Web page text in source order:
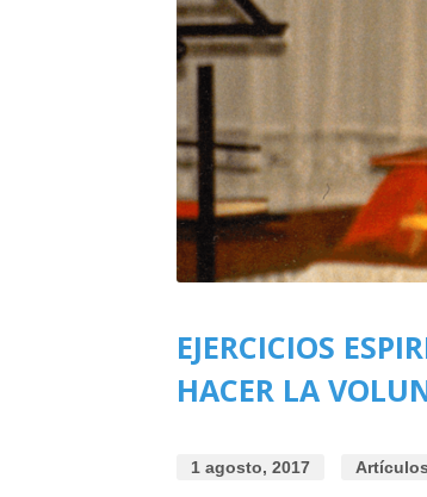
EJERCICIOS
HACER LA
1 agosto, 2017 Artículos